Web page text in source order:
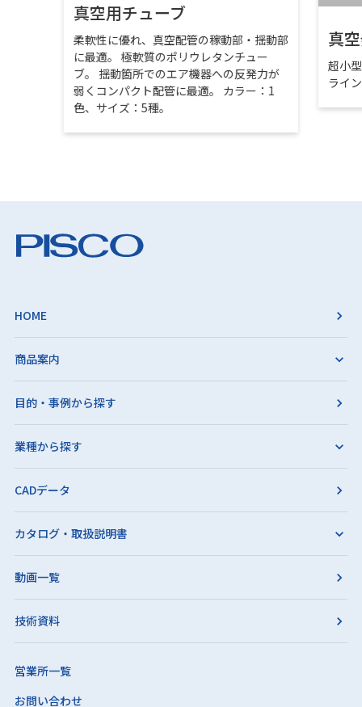
真空用チューブ
柔軟性に優れ、真空配管の稼動部・揺動部
に最適。 極軟質のポリウレタンチュー
ブ。 揺動箇所でのエア機器への反発力が
弱くコンパクト配管に最適。 カラー：1
色、サイズ：5種。
真
超小
ライ
HOME
商品案内
目的・事例から探す
業種から探す
CADデータ
カタログ・取扱説明書
動画一覧
技術資料
営業所一覧
お問い合わせ